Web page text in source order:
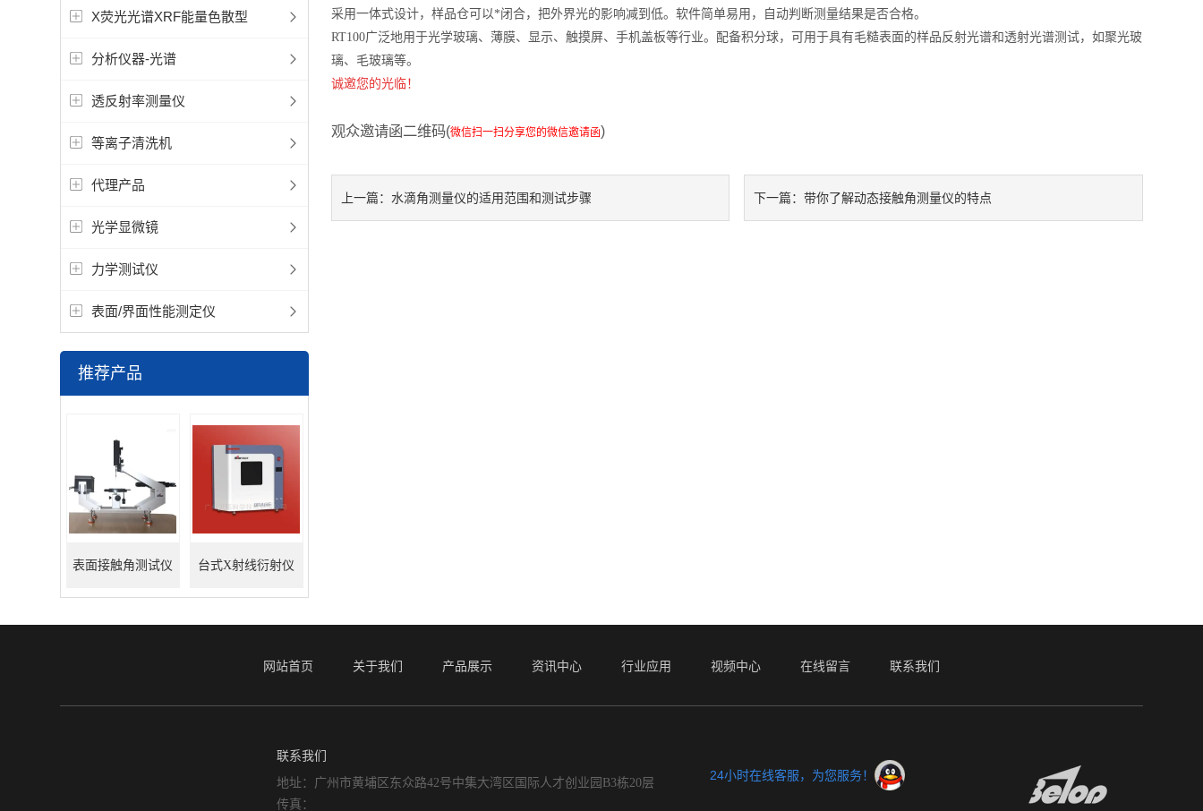
X荧光光谱XRF能量色散型
分析仪器-光谱
透反射率测量仪
等离子清洗机
代理产品
光学显微镜
力学测试仪
表面/界面性能测定仪
推荐产品
表面接触角测试仪 台式X射线衍射仪
采用一体式设计，样品仓可以*闭合，把外界光的影响减到低。软件简单易用，自动判断测量结果是否合格。
RT100广泛地用于光学玻璃、薄膜、显示、触摸屏、手机盖板等行业。配备积分球，可用于具有毛糙表面的样品反射光谱和透射光谱测试，如聚光玻
璃、毛玻璃等。
诚邀您的光临！
观众邀请函二维码(微信扫一扫分享您的微信邀请函)
上一篇： 水滴角测量仪的适用范围和测试步骤 下一篇：带你了解动态接触角测量仪的特点
网站首页 关于我们 产品展示 资讯中心 行业应用 视频中心 在线留言 联系我们
联系我们
地址：广州市黄埔区东众路42号中集大湾区国际人才创业园B3栋20层
传真：
24小时在线客服，为您服务！